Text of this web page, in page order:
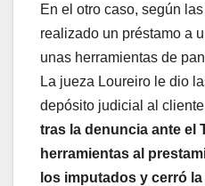
En el otro caso, según
realizado un préstamo a
unas herramientas de
La jueza Loureiro le dio
depósito judicial al
tras la denuncia ante el
herramientas al
los imputados y cerró